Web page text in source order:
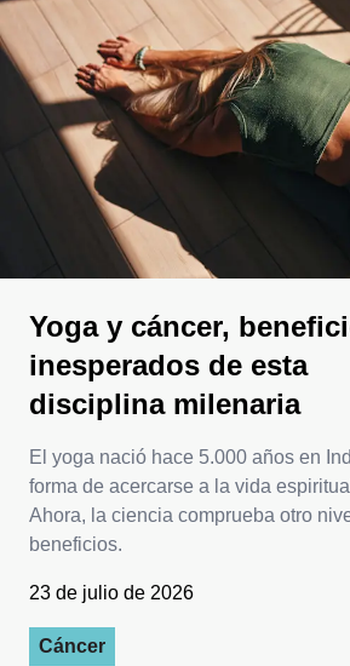
Yoga y cáncer,
inesperados de esta
disciplina milenaria
El yoga nació hace 5.000 años en
forma de acercarse a la vida
Ahora, la ciencia comprueba otro
beneficios.
23 de julio de 2026
Cáncer